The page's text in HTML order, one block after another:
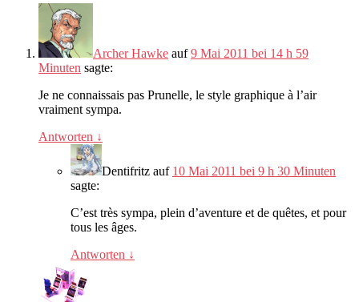
Archer Hawke auf9 Mai 2011 bei 14 h 59
Minuten sagte:
Je ne connaissais pas Prunelle, le style graphique à l’air
vraiment sympa.
Antworten ↓
Dentifritz auf 10 Mai 2011 bei 9 h 30 Minuten
sagte:
C’est très sympa, plein d’aventure et de quêtes, et pour
tous les âges.
Antworten ↓